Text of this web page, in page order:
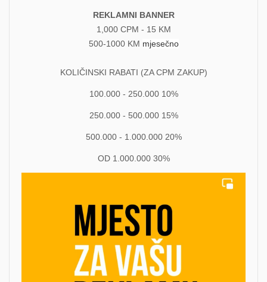
REKLAMNI BANNER
1,000 CPM - 15 KM
500-1000 KM mjesečno
KOLIČINSKI RABATI (ZA CPM ZAKUP)
100.000 - 250.000 10%
250.000 - 500.000 15%
500.000 - 1.000.000 20%
OD 1.000.000 30%